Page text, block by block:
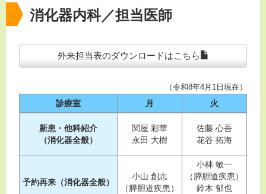
消化器内科／担当医師
外来担当表のダウンロードはこちら
（令和8年4月1日現在）
診療室 月 火
新患・他科紹介
（消化器全般）
関屋 彩華
永田 大樹
佐藤 心吾
花谷 拓海
予約再来（消化器全般）
小山 創志
（膵胆道疾患）
小林 敏一
（膵胆道疾患）
鈴木 郁也